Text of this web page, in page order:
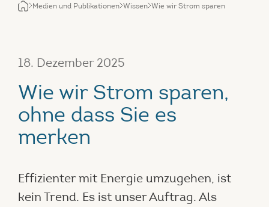
Medien und Publikationen Wissen Wie wir Strom sparen
18. Dezember 2025
Wie wir Strom sparen,
ohne dass Sie es
merken
Effizienter mit Energie umzugehen, ist
kein Trend. Es ist unser Auftrag. Als